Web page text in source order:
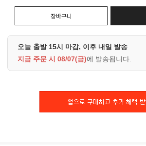
장바구니
오늘 출발 15시 마감, 이후 내일 발송
지금 주문 시 08/07(금)에 발송됩니다.